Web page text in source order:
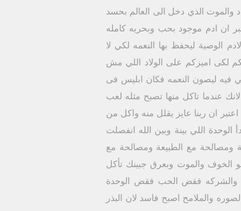
والموت الذي دخل الى العالم بحسد
ان ادم موجود بحب وبحريه كامله
ليحفظ بها النعمه لكي لا
لكى اميزكم على الولاد اللي مش
فيه ليصون النعمه فكان ابليس فى
عندما تاكل منها تصبح مثله لعب
ان ربنا عايز يقلل منه واكل من
اللي بينة وبين الله انفصلت
ومصالحة مع الطبيعة ومصالحة مع
الخوف والموت وبعرق جبينك تأكل
والشركه فقض الحب فقض الوحدة
والملامح اصبح فاسد لان البذر